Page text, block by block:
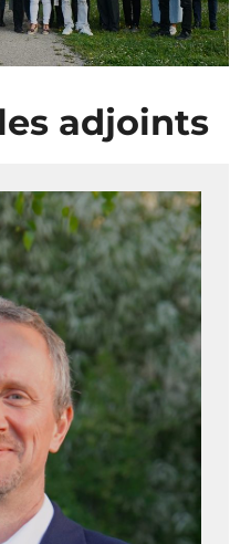
adjoints